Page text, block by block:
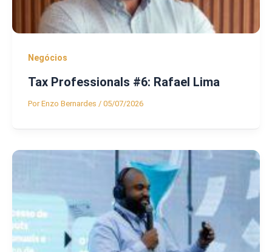
Negócios
Tax Professionals #6: Rafael Lima
PorEnzo Bernardes / 05/07/2026